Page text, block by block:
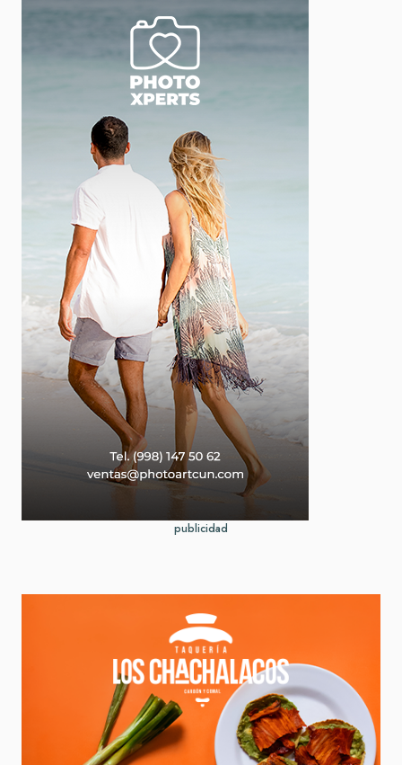
publicidad